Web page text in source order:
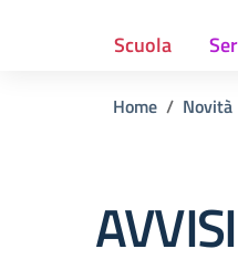
Scuola
Home Novità